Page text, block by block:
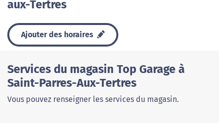
aux-Tertres
Ajouter des horaires
Services du magasin Top Garage à
Saint-Parres-Aux-Tertres
Vous pouvez renseigner les services du magasin.